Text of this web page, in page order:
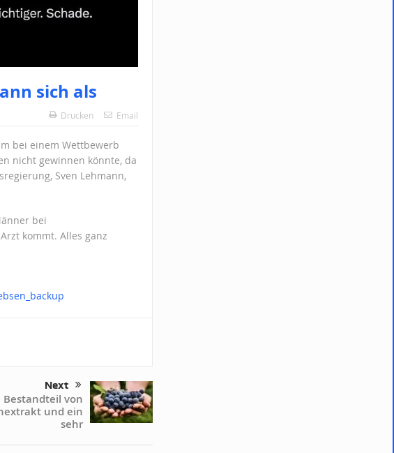
sich als
Drucken Email
bei einem Wettbewerb
nicht gewinnen könnte, da
Sven Lehmann,
bei
kommt. Alles ganz
Next
Bestandteil von
und ein
sehr